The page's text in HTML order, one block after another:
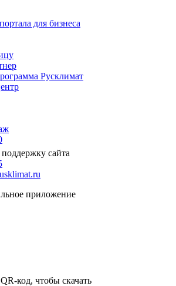
для бизнеса
Русклимат
сайта
приложение
код, чтобы скачать